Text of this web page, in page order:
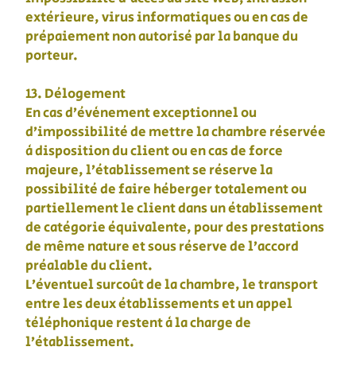
extérieure, virus informatiques ou en cas de
prépaiement non autorisé par la banque du
porteur.
13. Délogement
En cas d’évènement exceptionnel ou
d’impossibilité de mettre la chambre réservée
à disposition du client ou en cas de force
majeure, l’établissement se réserve la
possibilité de faire héberger totalement ou
partiellement le client dans un établissement
de catégorie équivalente, pour des prestations
de même nature et sous réserve de l’accord
préalable du client.
L’éventuel surcoût de la chambre, le transport
entre les deux établissements et un appel
téléphonique restent à la charge de
l’établissement.